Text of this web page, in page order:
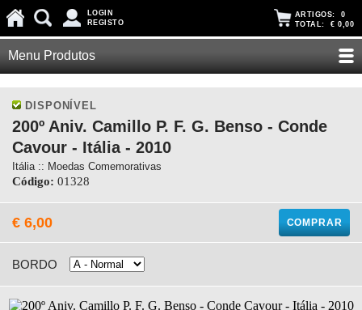
LOGIN
REGISTO
ARTIGOS: 0
TOTAL: € 0,00
Menu Produtos
DISPONÍVEL
200º Aniv. Camillo P. F. G. Benso - Conde
Cavour - Itália - 2010
Itália :: Moedas Comemorativas
Código: 01328
€ 6,00 COMPRAR
BORDO